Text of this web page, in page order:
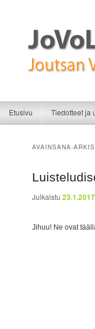
JoVoLi |
Siirry sisältöön
Siirry toissijaiseen
Etusivu Tiedotteet ja
AVAINSANA-
Julkaistu23.1.2017
Jihuu! Ne ovat